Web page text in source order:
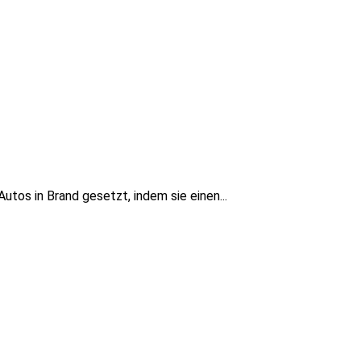
in Brand gesetzt, indem sie einen...